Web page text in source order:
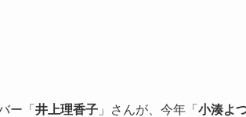
ー「 井上理香子 」さんが、今年「 小湊よ